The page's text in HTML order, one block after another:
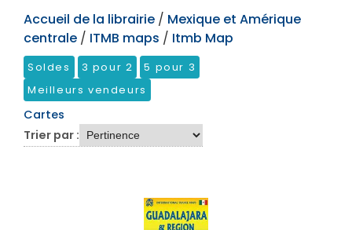
Accueil de la librairie / Mexique et Amérique
centrale / ITMB maps / Itmb Map
Soldes 3 pour 2
5 pour 3
Meilleurs vendeurs
Cartes
Trier par :